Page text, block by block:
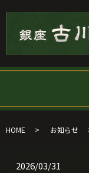
HOME お知らせ
2026/03/31